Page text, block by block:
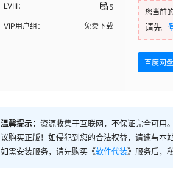
LVIII： 5
VIP用户组： 免费下载
您当前
请先
百度网盘
温馨提示： 资源收集于互联网，不保证完全可用
议购买正版！如侵犯到您的合法权益，请速与本
如需安装服务，请先购买《软件代装》服务后，